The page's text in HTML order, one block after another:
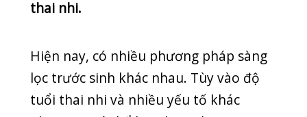
nghiệm thường quy,…
siêu âm 4D-5D
Trong tất cả các phương pháp, siêu âm
là phương pháp sàng lọc trước sinh